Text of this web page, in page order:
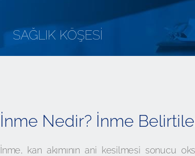
SAĞLIK KÖŞESİ
İnme Nedir? İnme
İnme, kan akımının ani kesilmesi sonucu